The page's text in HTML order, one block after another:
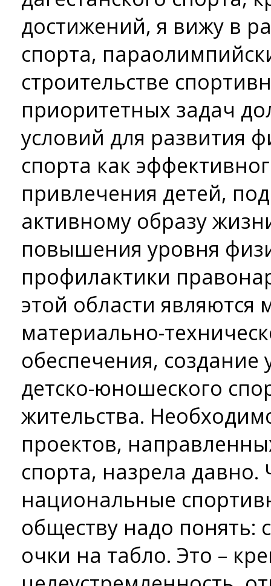
достижений, я вижу в
спорта,
строительстве
приоритетных задач
условий для развития
спорта как
привлечения детей,
активному образу
повышения уровня
профилактики
этой области являются
материально-
обеспечения, создание
детско-юношеского
жительства.
проектов,
спорта, назрела
национальные
обществу надо понять:
очки на табло. Это –